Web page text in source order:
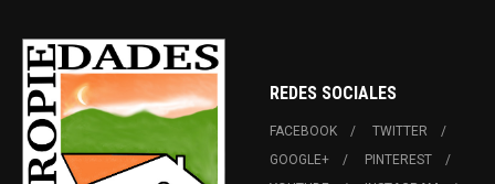
REDES SOCIALES
FACEBOOK
TWITTER
GOOGLE+
PINTEREST